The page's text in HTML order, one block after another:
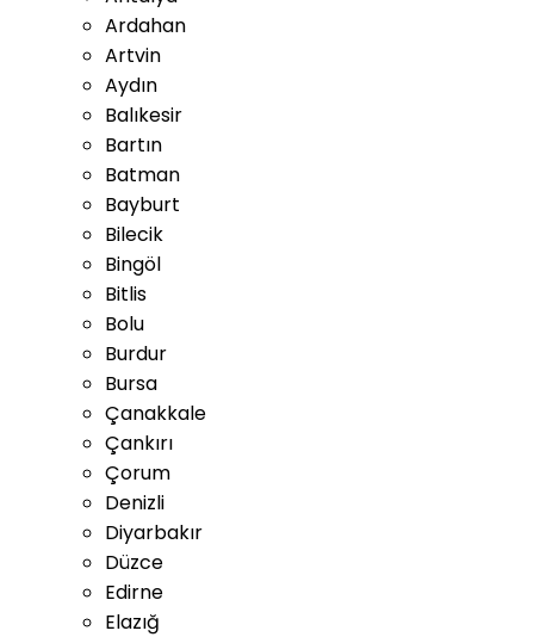
Ardahan
Artvin
Aydın
Balıkesir
Bartın
Batman
Bayburt
Bilecik
Bingöl
Bitlis
Bolu
Burdur
Bursa
Çanakkale
Çankırı
Çorum
Denizli
Diyarbakır
Düzce
Edirne
Elazığ